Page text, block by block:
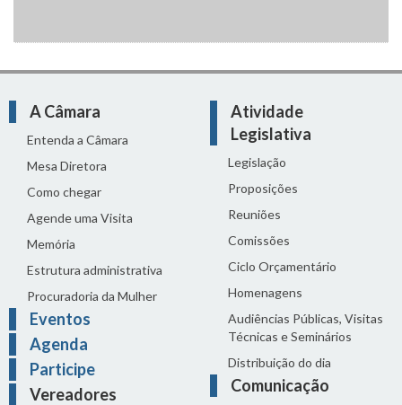
A Câmara
Entenda a Câmara
Mesa Diretora
Como chegar
Agende uma Visita
Memória
Estrutura administrativa
Procuradoria da Mulher
Eventos
Agenda
Participe
Vereadores
Atividade
Legislativa
Legislação
Proposições
Reuniões
Comissões
Ciclo Orçamentário
Homenagens
Audiências Públicas, Visitas
Técnicas e Seminários
Distribuição do dia
Comunicação